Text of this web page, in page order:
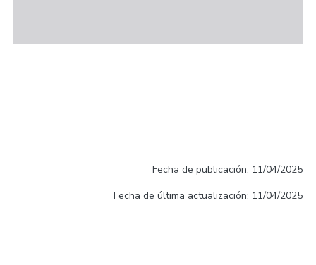
Fecha de publicación: 11/04/2025
Fecha de última actualización: 11/04/2025